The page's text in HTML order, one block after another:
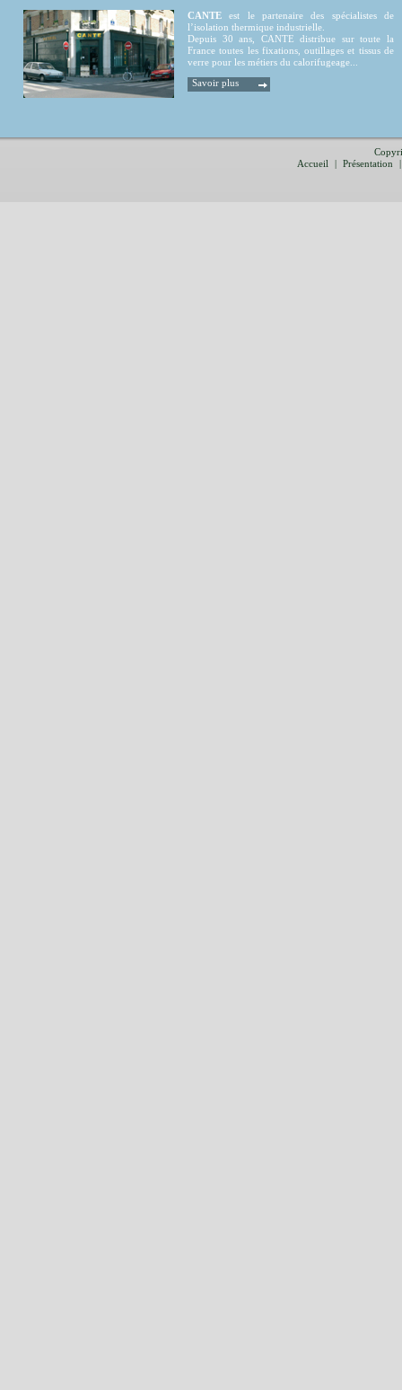
CANTE est le partenaire des spécialistes de
l’isolation thermique industrielle.
Depuis 30 ans, CANTE distribue sur toute la
France toutes les fixations, outillages et tissus de
verre pour les métiers du calorifugeage...
Savoir plus
Accueil
| Présentation